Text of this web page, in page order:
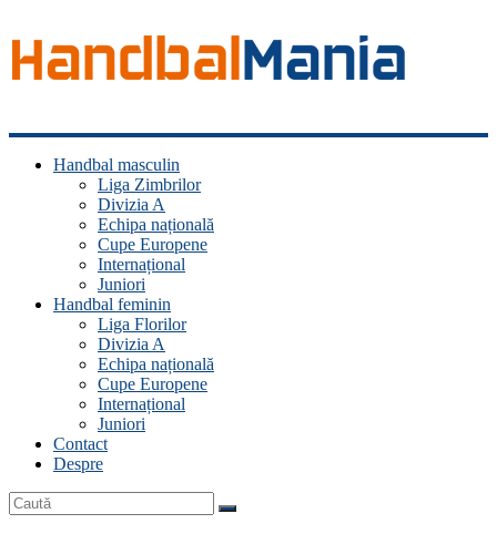
Handbal
ManiaHandbal masculin
Liga Zimbrilor
Divizia A
Echipa națională
Cupe Europene
Internațional
Juniori
Handbal feminin
Liga Florilor
Divizia A
Echipa națională
Cupe Europene
Internațional
Juniori
Contact
Despre